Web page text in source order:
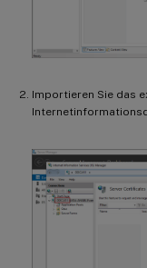
Importieren Sie das